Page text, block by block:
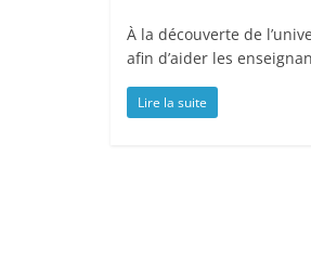
À la découverte de
afin d’aider les
Lire la suite